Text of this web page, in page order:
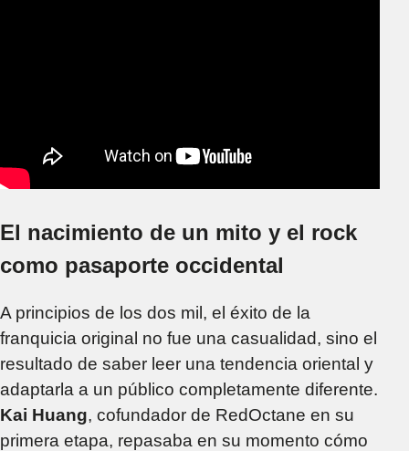
El nacimiento de un mito y el rock
como pasaporte occidental
A principios de los dos mil, el éxito de la
franquicia original no fue una casualidad, sino el
resultado de saber leer una tendencia oriental y
adaptarla a un público completamente diferente.
Kai Huang, cofundador de RedOctane en su
primera etapa, repasaba en su momento cómo